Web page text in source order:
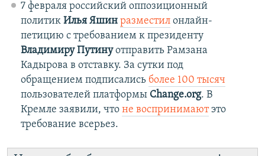
7 февраля российский оппозиционный
политик Илья Яшин разместилонлайн-
петицию с требованием к президенту
Владимиру Путинуотправить Рамзана
Кадырова в отставку. За сутки под
обращением подписались более 100 тысяч
пользователей платформы Change.org. В
Кремле заявили, что не воспринимаютэто
требование всерьез.